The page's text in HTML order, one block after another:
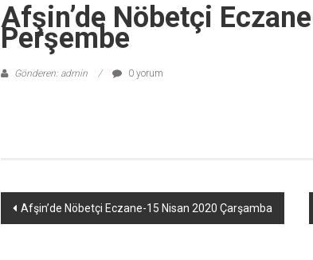
Afşin’de Nöbetçi
Perşembe
Gönderen: admin 0 yorum
Yazı
Afşin’de Nöbetçi Eczane-15 Nisan 2020 Çarşamba